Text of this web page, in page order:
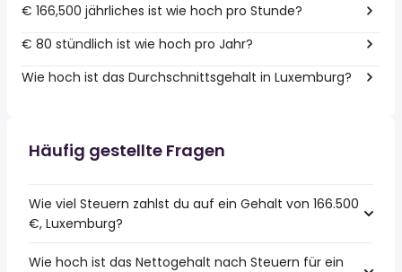
€ 166,500 jährliches ist wie hoch pro Stunde?
€ 80 stündlich ist wie hoch pro Jahr?
Wie hoch ist das Durchschnittsgehalt in Luxemburg?
Häufig gestellte Fragen
Wie viel Steuern zahlst du auf ein Gehalt von 166.500
€, Luxemburg?
Wie hoch ist das Nettogehalt nach Steuern für ein